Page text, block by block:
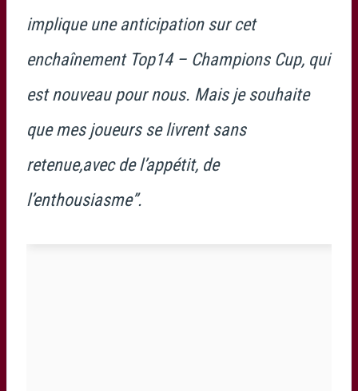
implique une anticipation sur cet
enchaînement Top14 – Champions Cup, qui
est nouveau pour nous. Mais je souhaite
que mes joueurs se livrent sans
retenue,avec de l’appétit, de
l’enthousiasme”.